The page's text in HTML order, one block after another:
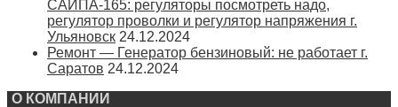
САИПА-165: регуляторы посмотреть надо,
регулятор проволки и регулятор напряжения г.
Ульяновск 24.12.2024
Ремонт — Генератор бензиновый: не работает г.
Саратов 24.12.2024
О КОМПАНИИ